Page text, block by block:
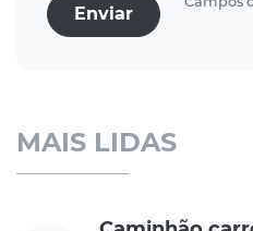
Enviar
MAIS LIDAS